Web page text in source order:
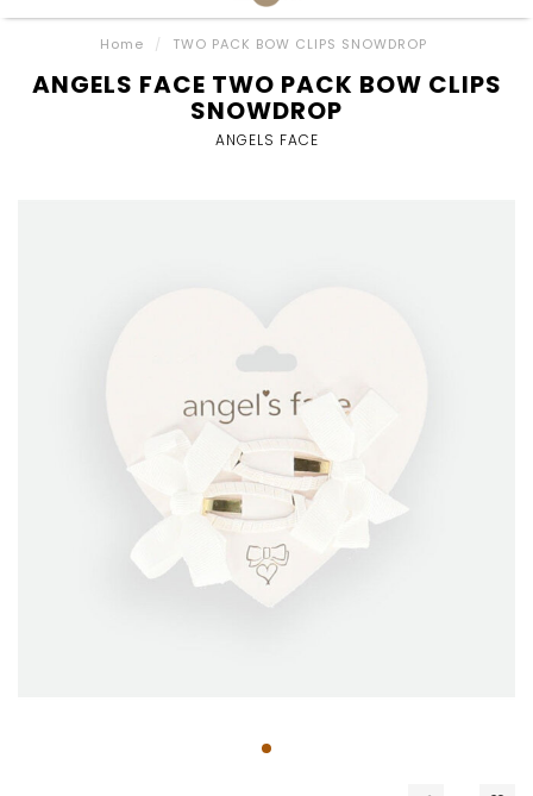
Home / TWO PACK BOW CLIPS SNOWDROP
ANGELS FACE TWO PACK BOW CLIPS
SNOWDROP
ANGELS FACE